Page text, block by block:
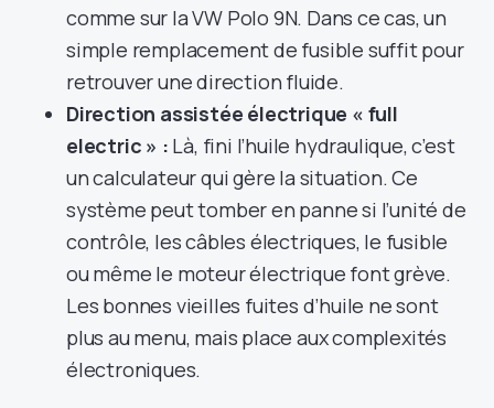
comme sur la VW Polo 9N. Dans ce cas, un
simple remplacement de fusible suffit pour
retrouver une direction fluide.
Direction assistée électrique « full
electric » : Là, fini l’huile hydraulique, c’est
un calculateur qui gère la situation. Ce
système peut tomber en panne si l’unité de
contrôle, les câbles électriques, le fusible
ou même le moteur électrique font grève.
Les bonnes vieilles fuites d’huile ne sont
plus au menu, mais place aux complexités
électroniques.